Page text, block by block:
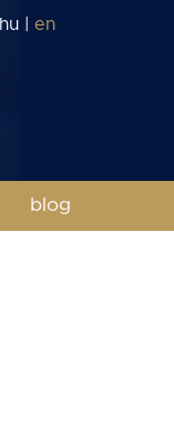
hu en
blog